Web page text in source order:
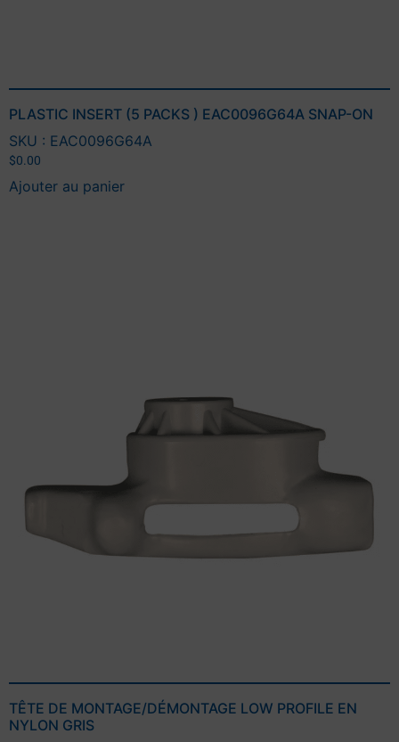
PLASTIC INSERT (5 PACKS ) EAC0096G64A SNAP-ON
SKU : EAC0096G64A
$0.00
Ajouter au panier
TÊTE DE MONTAGE/DÉMONTAGE LOW PROFILE EN
NYLON GRIS